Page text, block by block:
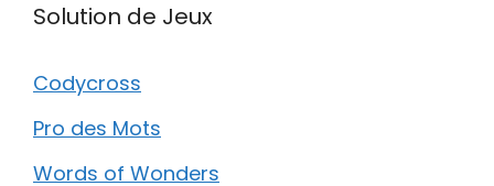
Solution de Jeux
Codycross
Pro des Mots
Words of Wonders